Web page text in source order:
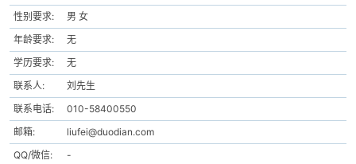
解
性别要求:
男 女
年龄要求:
无
学历要求:
无
联系人:
刘先生
联系电话:
010-58400550
邮箱:
liufei@duodian.com
QQ/微信:
-